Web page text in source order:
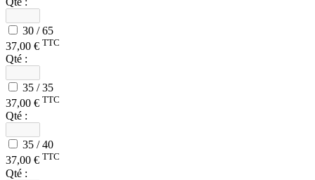
30 / 65
37,00 € TTC
Qté :
35 / 35
37,00 € TTC
Qté :
35 / 40
37,00 € TTC
Qté :